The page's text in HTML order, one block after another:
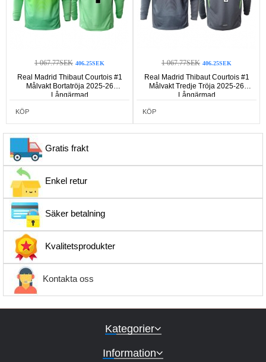
1 067.77SEK 406.25SEK
Real Madrid Thibaut Courtois #1
Målvakt Bortatröja 2025-26
Långärmad
KÖP
1 067.77SEK 406.25SEK
Real Madrid Thibaut Courtois #1
Målvakt Tredje Tröja 2025-26
Långärmad
KÖP
Gratis frakt
Enkel retur
Säker betalning
Kvalitetsprodukter
Kontakta oss
Kategorier
Information